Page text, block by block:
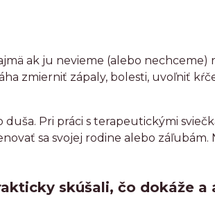
ak ju nevieme (alebo nechceme)
zmierniť zápaly, bolesti, uvoľniť
Pri práci s terapeutickými
sa svojej rodine alebo
skúšali, čo dokáže